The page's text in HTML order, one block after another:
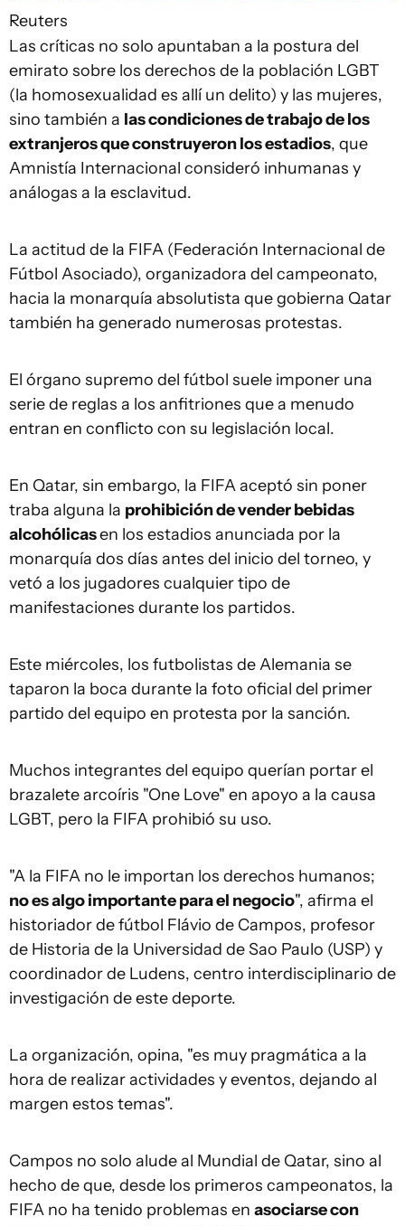
Reuters
Las críticas no solo apuntaban a la postura del
emirato sobre los derechos de la población LGBT
(la homosexualidad es allí un delito) y las mujeres,
sino también a las condiciones de trabajo de los
extranjeros que construyeron los estadios, que
Amnistía Internacional consideró inhumanas y
análogas a la esclavitud.
La actitud de la FIFA (Federación Internacional de
Fútbol Asociado), organizadora del campeonato,
hacia la monarquía absolutista que gobierna Qatar
también ha generado numerosas protestas.
El órgano supremo del fútbol suele imponer una
serie de reglas a los anfitriones que a menudo
entran en conflicto con su legislación local.
En Qatar, sin embargo, la FIFA aceptó sin poner
traba alguna la prohibición de vender bebidas
alcohólicasen los estadios anunciada por la
monarquía dos días antes del inicio del torneo, y
vetó a los jugadores cualquier tipo de
manifestaciones durante los partidos.
Este miércoles, los futbolistas de Alemania se
taparon la boca durante la foto oficial del primer
partido del equipo en protesta por la sanción.
Muchos integrantes del equipo querían portar el
brazalete arcoíris "One Love" en apoyo a la causa
LGBT, pero la FIFA prohibió su uso.
"A la FIFA no le importan los derechos humanos;
no es algo importante para el negocio", afirma el
historiador de fútbol Flávio de Campos, profesor
de Historia de la Universidad de Sao Paulo (USP) y
coordinador de Ludens, centro interdisciplinario de
investigación de este deporte.
La organización, opina, "es muy pragmática a la
hora de realizar actividades y eventos, dejando al
margen estos temas".
Campos no solo alude al Mundial de Qatar, sino al
hecho de que, desde los primeros campeonatos, la
FIFA no ha tenido problemas en asociarse con